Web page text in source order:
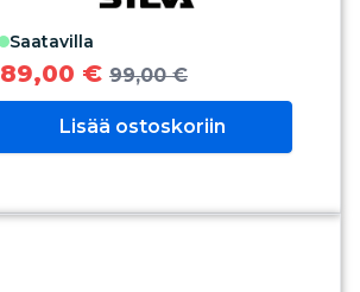
saatavilla
89,00 € 99,00 €
Lisää ostoskoriin